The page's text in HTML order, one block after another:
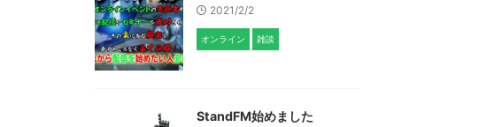
2021/2/2
オンライン 雑談
StandFM始めました